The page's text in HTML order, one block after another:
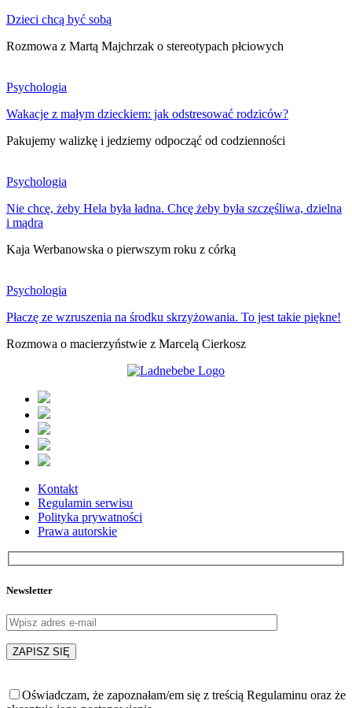
Dzieci chcą być sobą
Rozmowa z Martą Majchrzak o stereotypach płciowych
Psychologia
Wakacje z małym dzieckiem: jak odstresować rodziców?
Pakujemy walizkę i jedziemy odpocząć od codzienności
Psychologia
Nie chcę, żeby Hela była ładna. Chcę żeby była szczęśliwa, dzielna
i mądra
Kaja Werbanowska o pierwszym roku z córką
Psychologia
Płaczę ze wzruszenia na środku skrzyżowania. To jest takie piękne!
Rozmowa o macierzyństwie z Marcelą Cierkosz
Kontakt
Regulamin serwisu
Polityka prywatności
Prawa autorskie
Newsletter
Oświadczam, że zapoznałam/em się z treścią Regulaminu oraz że